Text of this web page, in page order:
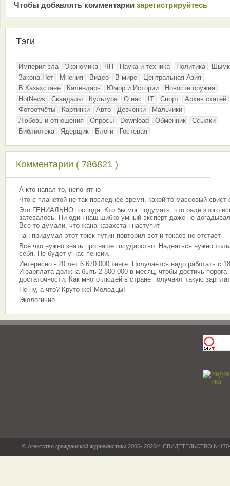
Чтобы добавлять комментарии зарeгиcтрирyйтeсь
Тэги
Империя зла Экономика ЧП Наука и техника Политика
Закона.Нет
Мнения Видео В мире
Центральная Азия
В Казахстане
Календарь Юмор и Истории
Новости оружия
HotNews
Скандалы Культура О нас IT Спорт
Архив статей
Фотоотчёты
Картинки Авто Девчонки
Мальчики
Любовь и отношения
Опросы Download Обменник
Ссылки
Библиотека
Ядерщик Блоги Гостевая
Комментарии ( 786821 )
А кто напал то, непонятно
Что с планетой не так последнее время, какой-то массовый свист
Это ГЕНИАЛЬНО господа. Кто бы мог подумать, что ради этого
затевалось. Ни один наш шибко умный эксперт даже не
Все то думали, что жана казахстан наступит
нан придумал этот трюк путин повторил вот и токаев не отстает
Всё что нужно знать про наше государство. Надеяться нужно
себя. Не будет у нас пенсии.
Интересно - 20 лет 6 670 000 тенге. Получается надо работать с
И зарплата должна быть 2 800 000 в месяц, чтобы достичь порога
достаточности. Как много людей в стране получают такую
Не ну, а что? Круто же! Молодцы!
Экологично
© Агентство гражданской журналистики 2006- 2026гг. СВИДЕТЕЛЬСТВО